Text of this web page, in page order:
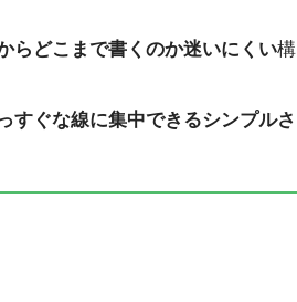
らどこまで書くのか迷いにくい構
すぐな線に集中できるシンプルさ